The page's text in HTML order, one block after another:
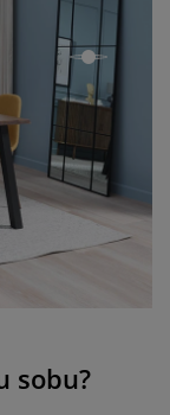
open
sobu?